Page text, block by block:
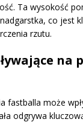
Ta wysokość
co jest
rzutu.
na
fastballa może
odgrywa